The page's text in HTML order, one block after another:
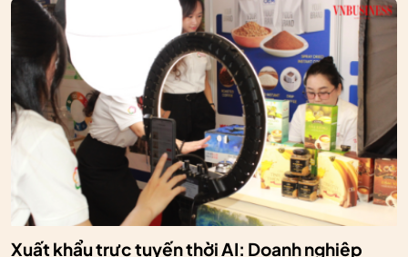
Xuất khẩu trực tuyến thời AI: Doanh nghiệp